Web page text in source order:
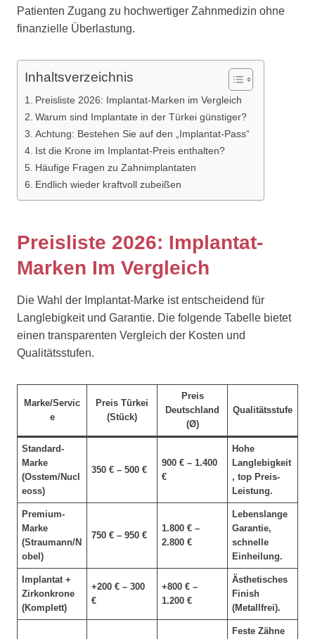
Patienten Zugang zu hochwertiger Zahnmedizin ohne
finanzielle Überlastung.
Inhaltsverzeichnis
Preisliste 2026: Implantat-Marken im Vergleich
Warum sind Implantate in der Türkei günstiger?
Achtung: Bestehen Sie auf den „Implantat-Pass“
Ist die Krone im Implantat-Preis enthalten?
Häufige Fragen zu Zahnimplantaten
Endlich wieder kraftvoll zubeißen
Preisliste 2026: Implantat-
Marken Im Vergleich
Die Wahl der Implantat-Marke ist entscheidend für
Langlebigkeit und Garantie. Die folgende Tabelle bietet
einen transparenten Vergleich der Kosten und
Qualitätsstufen.
Marke/Servic
e
Preis Türkei
(Stück)
Preis
Deutschland
(Ø)
Qualitätsstufe
Standard-
Marke
(Osstem/Nucl
eoss)
350 € – 500 €
900 € – 1.400
€
Hohe
Langlebigkeit
, top Preis-
Leistung.
Premium-
Marke
(Straumann/N
obel)
750 € – 950 €
1.800 € –
2.800 €
Lebenslange
Garantie,
schnelle
Einheilung.
Implantat +
Zirkonkrone
(Komplett)
+200 € – 300
€
+800 € –
1.200 €
Ästhetisches
Finish
(Metallfrei).
Feste Zähne